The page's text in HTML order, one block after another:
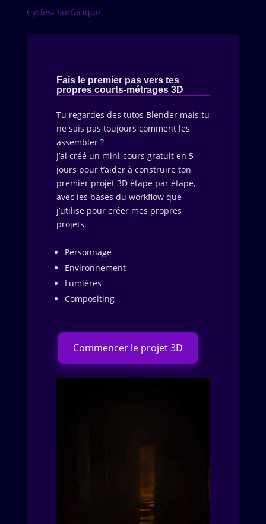
Cycles- Surfacique
Fais le premier pas vers tes
propres courts-métrages 3D
Tu regardes des tutos Blender mais tu
ne sais pas toujours comment les
assembler ?
J’ai créé un mini-cours gratuit en 5
jours pour t’aider à construire ton
premier projet 3D étape par étape,
avec les bases du workflow que
j’utilise pour créer mes propres
projets.
Personnage
Environnement
Lumières
Compositing
Commencer le projet 3D